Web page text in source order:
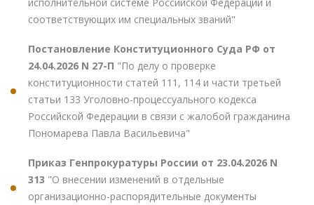
соответствующих им специальных званий"
Постановление Конституционного Суда РФ от
24.04.2026 N 27-П "По делу о проверке
конституционности статей 111, 114 и части третьей
статьи 133 Уголовно-процессуального кодекса
Российской Федерации в связи с жалобой гражданина
Пономарева Павла Васильевича"
Приказ Генпрокуратуры России от 23.04.2026 N
313 "О внесении изменений в отдельные
организационно-распорядительные документы